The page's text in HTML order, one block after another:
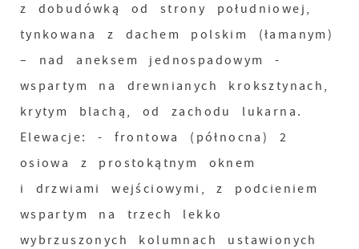
z dobudówką od strony południowej,
tynkowana z dachem polskim (łamanym)
– nad aneksem jednospadowym -
wspartym na drewnianych kroksztynach,
krytym blachą, od zachodu lukarna.
Elewacje: - frontowa (północna) 2
osiowa z prostokątnym oknem
i drzwiami wejściowymi, z podcieniem
wspartym na trzech lekko
wybrzuszonych kolumnach ustawionych